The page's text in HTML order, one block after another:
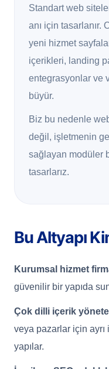
Standart web
anı için tasarlanır.
yeni hizmet
içerikleri, landing
entegrasyonlar ve
büyür.
Biz bu nedenle
değil, işletmenin
sağlayan modüler
tasarlarız.
Bu Altyapı
Kurumsal hizmet
güvenilir bir yapıda
Çok dilli içerik
veya pazarlar için ayrı
yapılar.